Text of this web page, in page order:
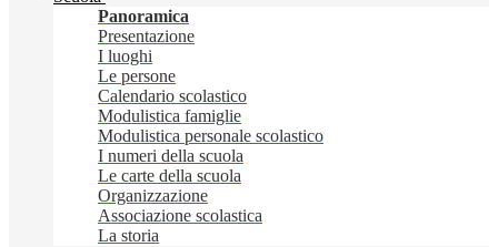
Panoramica
Presentazione
I luoghi
Le persone
Calendario scolastico
Modulistica famiglie
Modulistica personale scolastico
I numeri della scuola
Le carte della scuola
Organizzazione
Associazione scolastica
La storia